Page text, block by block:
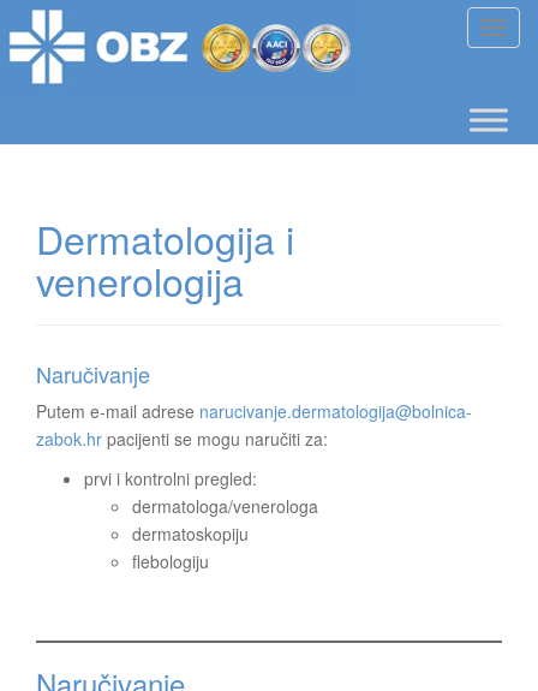
T
g
l
Dermatologija i
venerologija
Naručivanje
Putem e-mail adrese narucivanje.dermatologija@bolnica-
zabok.hr pacijenti se mogu naručiti za:
prvi i kontrolni pregled:
dermatologa/venerologa
dermatoskopiju
flebologiju